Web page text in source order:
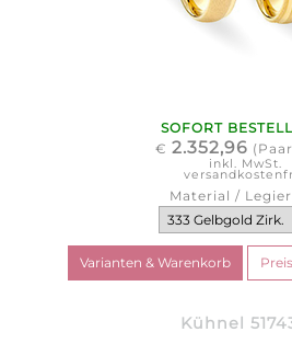
SOFORT
€ 2.352,96
inkl. MwSt.
Material /
Kühnel